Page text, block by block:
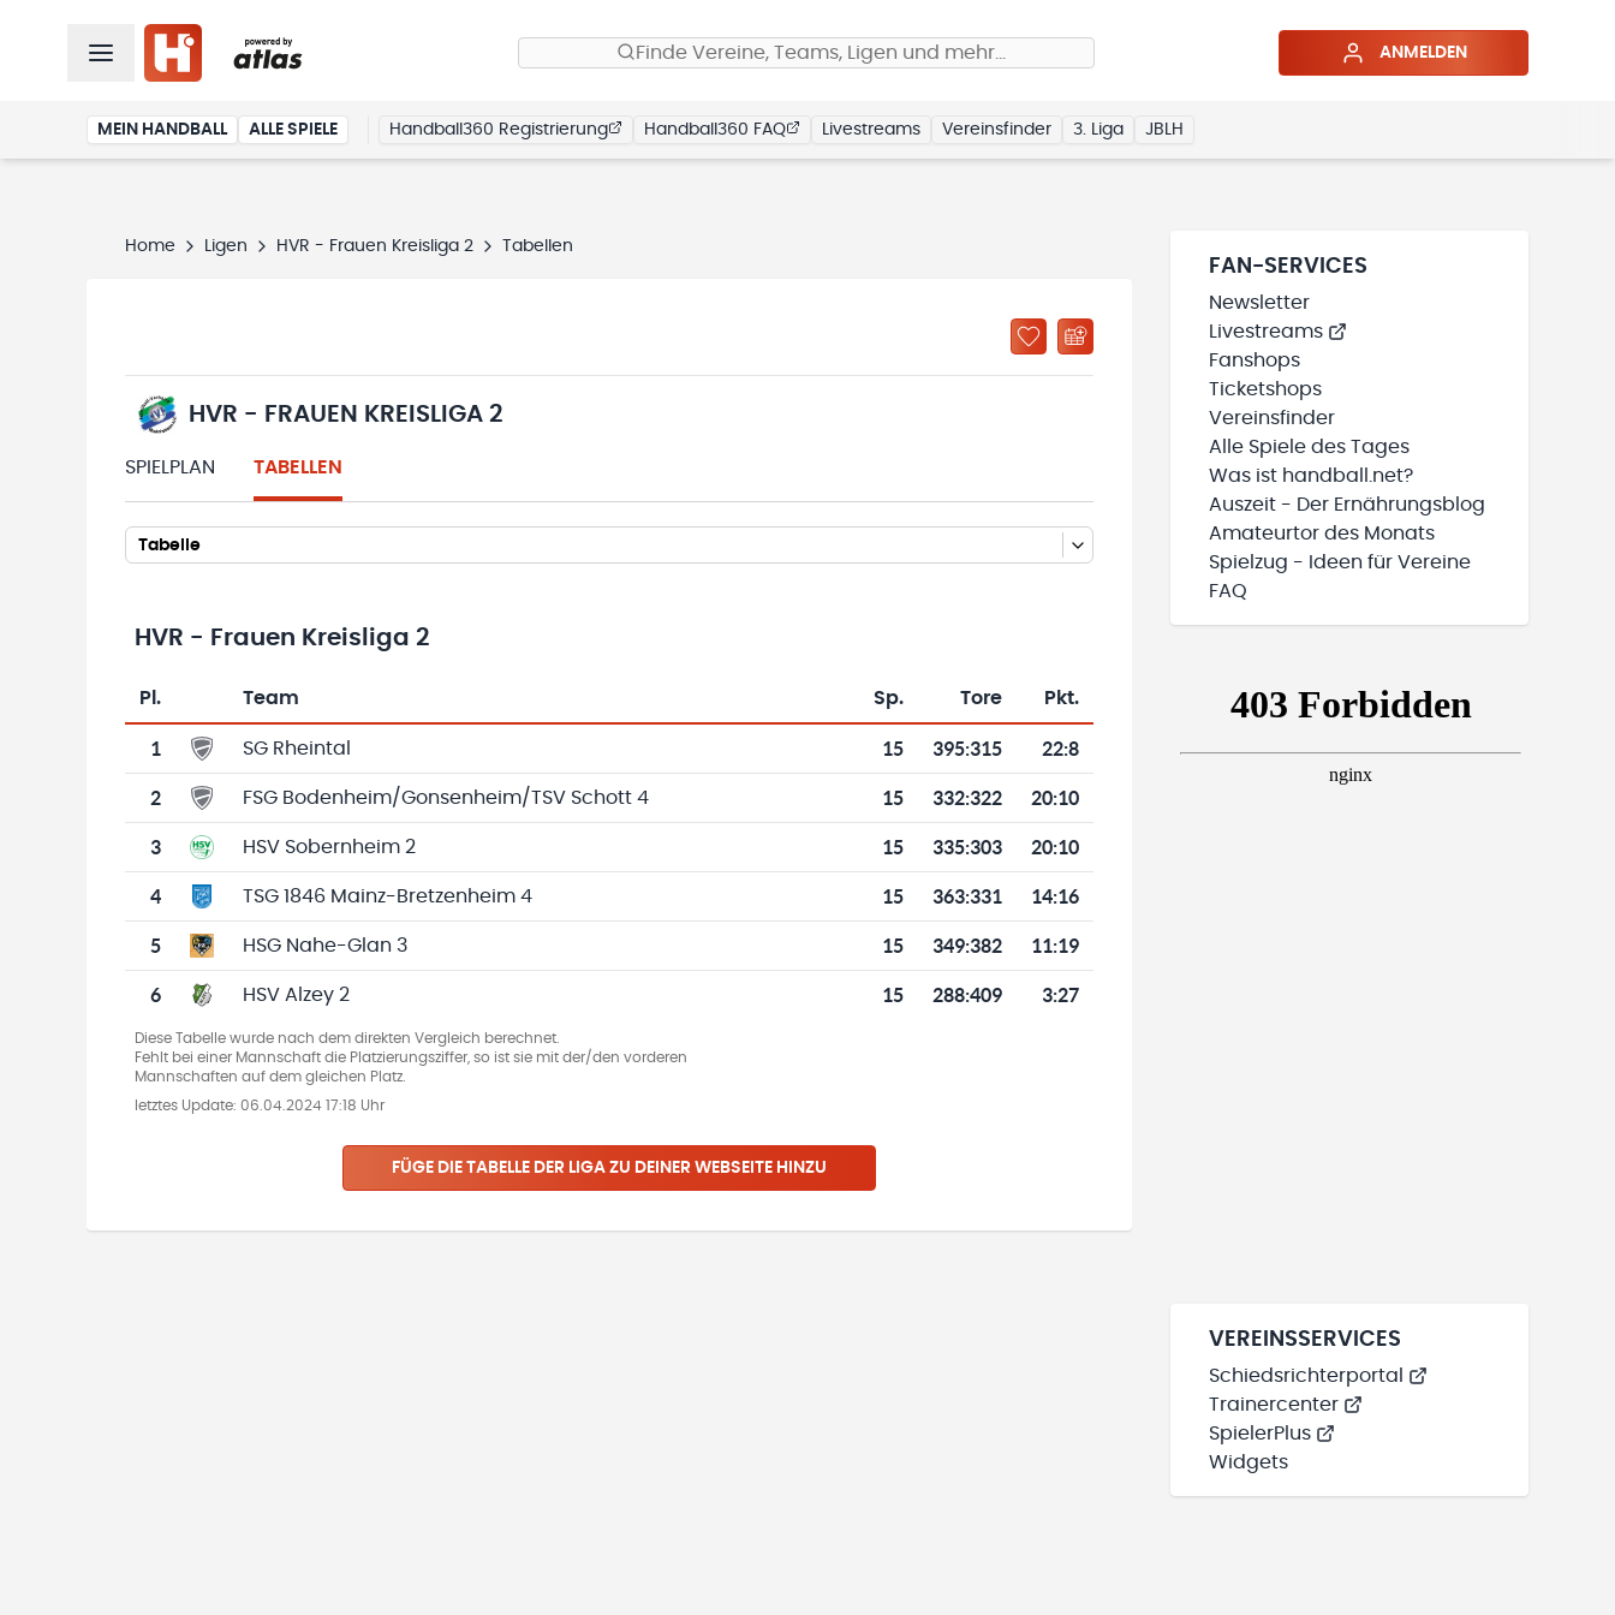
Finde Vereine, Teams, Ligen und mehr… ANMELDEN
MEIN HANDBALL ALLE SPIELE Handball360 Registrierung Handball360 FAQ Livestreams Vereinsfinder 3. Liga JBLH
Home Ligen HVR - Frauen Kreisliga 2 Tabellen
HVR - FRAUEN KREISLIGA 2
SPIELPLAN TABELLEN
Tabelle
HVR - Frauen Kreisliga 2
Tabelle mit Vereinsplatzierungen, Spielen, Toren und Punkten
Pl. Team Sp. Tore Pkt.
1 SG Rheintal 15 395:315 22:8
2 FSG Bodenheim/Gonsenheim/TSV Schott 4 15 332:322 20:10
3 HSV Sobernheim 2 15 335:303 20:10
4 TSG 1846 Mainz-Bretzenheim 4 15 363:331 14:16
5 HSG Nahe-Glan 3 15 349:382 11:19
6 HSV Alzey 2 15 288:409 3:27
Diese Tabelle wurde nach dem direkten Vergleich berechnet.
Fehlt bei einer Mannschaft die Platzierungsziffer, so ist sie mit der/den vorderen
Mannschaften auf dem gleichen Platz.
letztes Update: 06.04.2024 17:18 Uhr
FÜGE DIE TABELLE DER LIGA ZU DEINER WEBSEITE HINZU
FAN-SERVICES
Newsletter
Livestreams
Fanshops
Ticketshops
Vereinsfinder
Alle Spiele des Tages
Was ist handball.net?
Auszeit - Der Ernährungsblog
Amateurtor des Monats
Spielzug - Ideen für Vereine
FAQ
VEREINSSERVICES
Schiedsrichterportal
Trainercenter
SpielerPlus
Widgets